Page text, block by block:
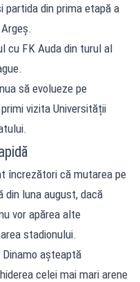
partida din prima etapă a
cu FK Auda din turul al
să evolueze pe
vizita Universității
încrezători că mutarea pe
din luna august, dacă
vor apărea alte
stadionului.
așteaptă
celei mai mari arene